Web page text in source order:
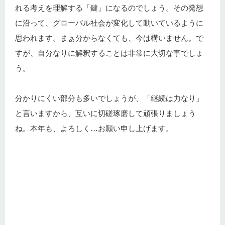
れる考えを理解する「鍵」になるのでしょう。その発想
に沿って、グローバル社会が変化して動いているように
思われます。まぁ分からなくても、今は構いません。で
すが、自分なりに解釈することは非常に大切な事でしょ
う。
分かりにくい部分も多いでしょうが、「継続は力なり」
と言いますから、互いに切磋琢磨して頑張りましょう
ね。本年も、よろしく…お願い申し上げます。